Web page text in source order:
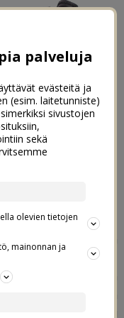
palveluja
evästeitä ja
(esim. laitetunniste)
sivustojen
sekä
olevien tietojen
mainonnan ja
varmaan. Kun
ammattikorkeassa,
syksy yhdistäen
syksy yhdistäen
oli eittämättä yksi